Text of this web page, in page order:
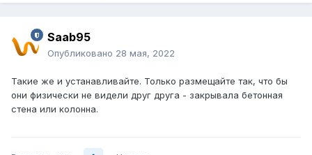
Saab95
Опубликовано 28 мая, 2022
Такие же и устанавливайте. Только размещайте так, что бы
они физически не видели друг друга - закрывала бетонная
стена или колонна.